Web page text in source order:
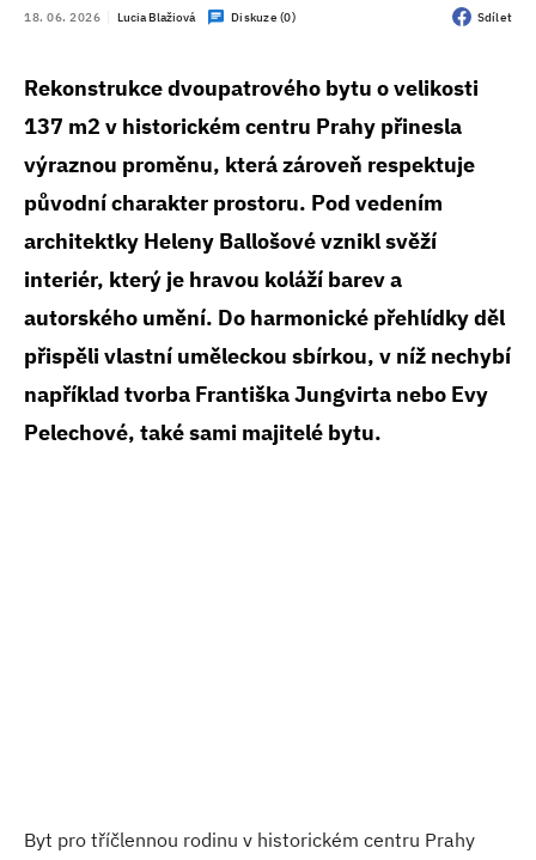
18. 06. 2026 Lucia Blažiová Diskuze (0) Sdílet
Rekonstrukce dvoupatrového bytu o velikosti
137 m2 v historickém centru Prahy přinesla
výraznou proměnu, která zároveň respektuje
původní charakter prostoru. Pod vedením
architektky Heleny Ballošové vznikl svěží
interiér, který je hravou koláží barev a
autorského umění. Do harmonické přehlídky děl
přispěli vlastní uměleckou sbírkou, v níž nechybí
například tvorba Františka Jungvirta nebo Evy
Pelechové, také sami majitelé bytu.
Byt pro tříčlennou rodinu v historickém centru Prahy